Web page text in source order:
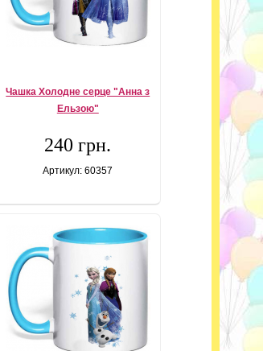
Чашка Холодне серце "Анна з
Ельзою"
240 грн.
Артикул: 60357